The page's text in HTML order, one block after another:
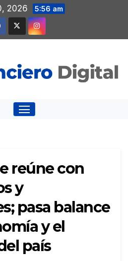
2026 5:56 am
reúne con
y
pasa balance
y el
país